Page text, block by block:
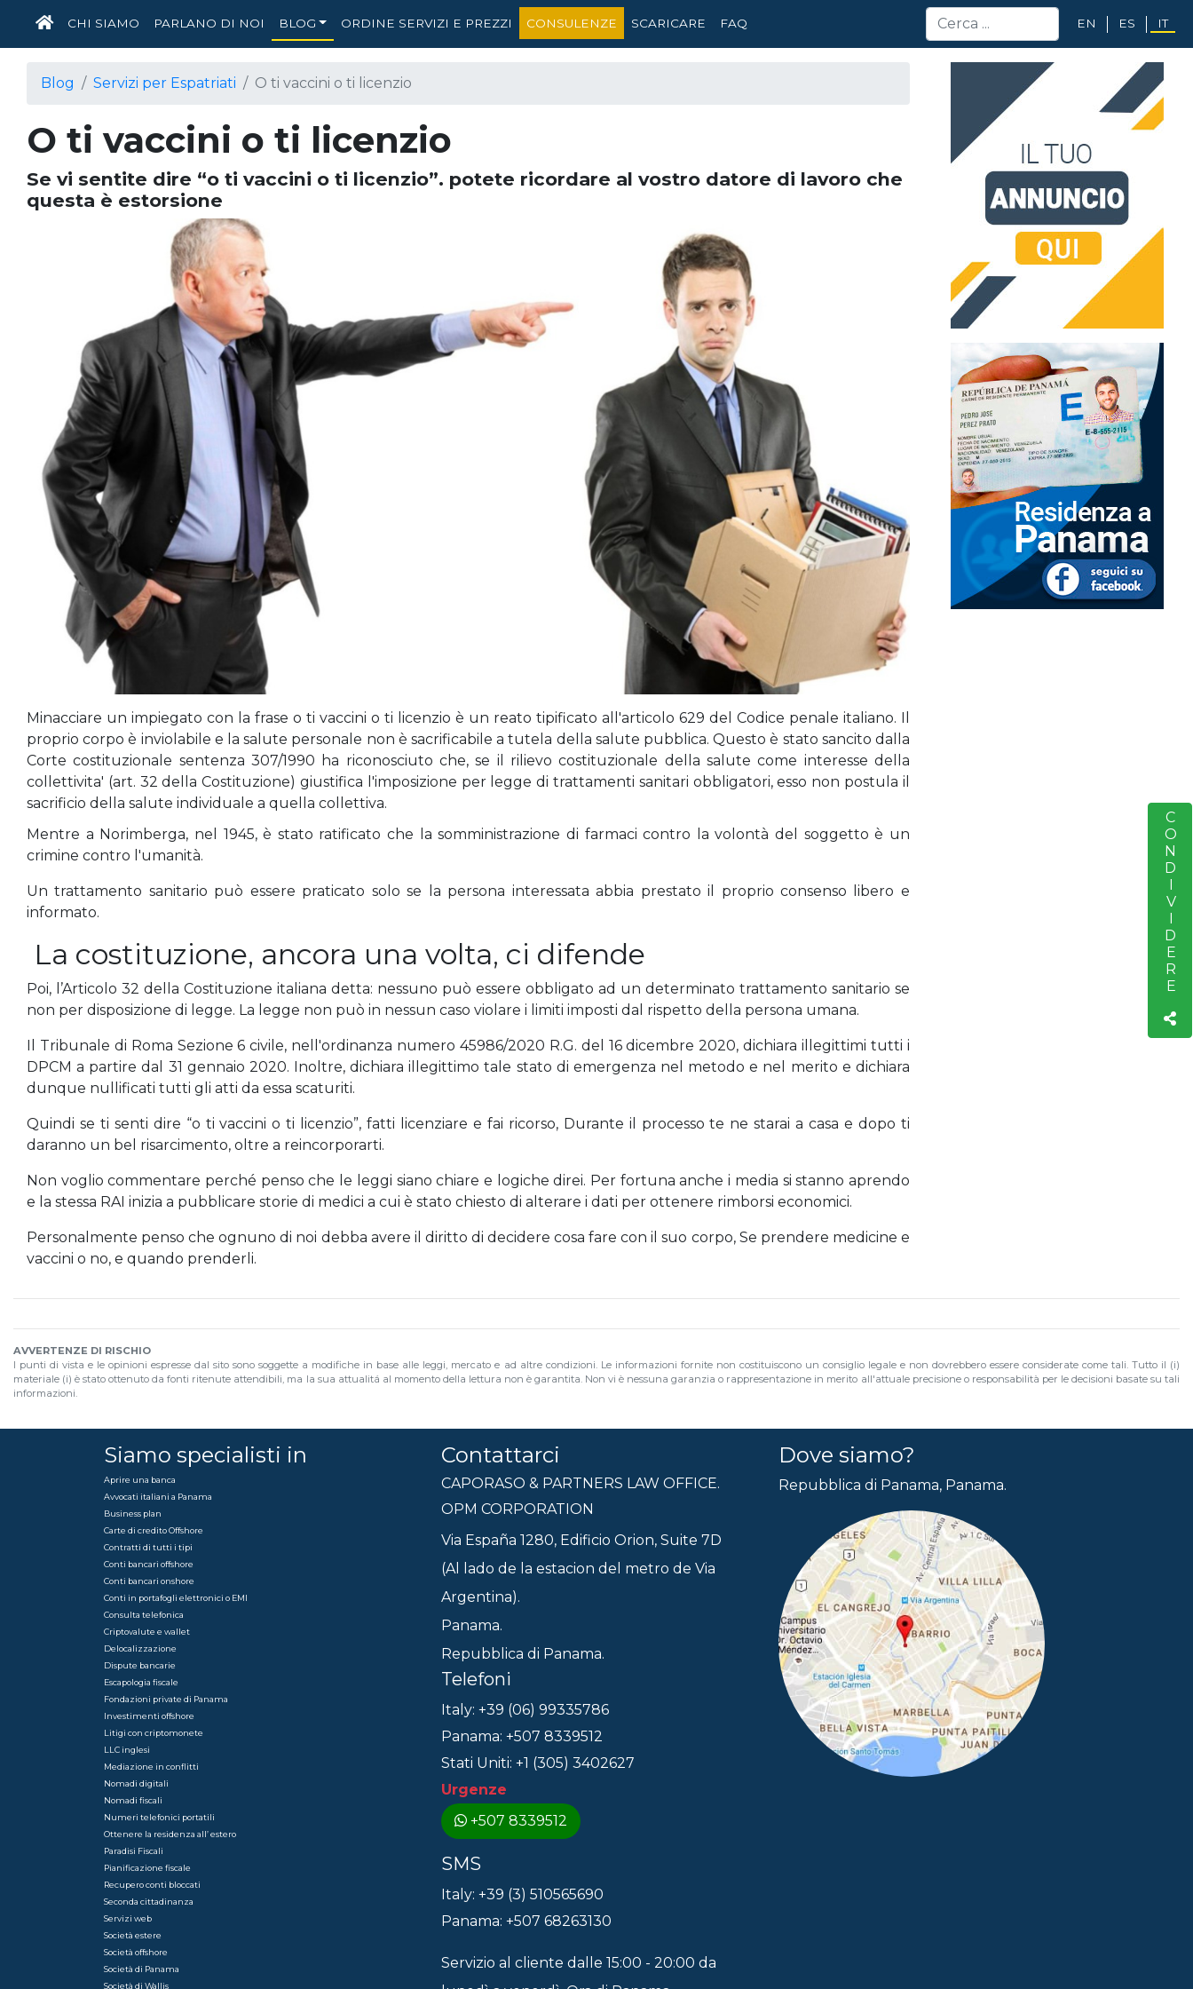
HOME
CHI SIAMO PARLANO DI NOI BLOG ORDINE SERVIZI E PREZZI CONSULENZE SCARICARE FAQ EN ES IT
Blog Servizi per Espatriati O ti vaccini o ti licenzio
O ti vaccini o ti licenzio
Se vi sentite dire “o ti vaccini o ti licenzio”. potete ricordare al vostro datore di lavoro che
questa è estorsione
Minacciare un impiegato con la frase o ti vaccini o ti licenzio è un reato tipificato all'articolo 629 del Codice penale italiano. Il
proprio corpo è inviolabile e la salute personale non è sacrificabile a tutela della salute pubblica. Questo è stato sancito dalla
Corte costituzionale sentenza 307/1990 ha riconosciuto che, se il rilievo costituzionale della salute come interesse della
collettivita' (art. 32 della Costituzione) giustifica l'imposizione per legge di trattamenti sanitari obbligatori, esso non postula il
sacrificio della salute individuale a quella collettiva.
Mentre a Norimberga, nel 1945, è stato ratificato che la somministrazione di farmaci contro la volontà del soggetto è un
crimine contro l'umanità.
Un trattamento sanitario può essere praticato solo se la persona interessata abbia prestato il proprio consenso libero e
informato.
La costituzione, ancora una volta, ci difende
Poi, l’Articolo 32 della Costituzione italiana detta: nessuno può essere obbligato ad un determinato trattamento sanitario se
non per disposizione di legge. La legge non può in nessun caso violare i limiti imposti dal rispetto della persona umana.
Il Tribunale di Roma Sezione 6 civile, nell'ordinanza numero 45986/2020 R.G. del 16 dicembre 2020, dichiara illegittimi tutti i
DPCM a partire dal 31 gennaio 2020. Inoltre, dichiara illegittimo tale stato di emergenza nel metodo e nel merito e dichiara
dunque nullificati tutti gli atti da essa scaturiti.
Quindi se ti senti dire “o ti vaccini o ti licenzio”, fatti licenziare e fai ricorso, Durante il processo te ne starai a casa e dopo ti
daranno un bel risarcimento, oltre a reincorporarti.
Non voglio commentare perché penso che le leggi siano chiare e logiche direi. Per fortuna anche i media si stanno aprendo
e la stessa RAI inizia a pubblicare storie di medici a cui è stato chiesto di alterare i dati per ottenere rimborsi economici.
Personalmente penso che ognuno di noi debba avere il diritto di decidere cosa fare con il suo corpo, Se prendere medicine e
vaccini o no, e quando prenderli.
AVVERTENZE DI RISCHIO
I punti di vista e le opinioni espresse dal sito sono soggette a modifiche in base alle leggi, mercato e ad altre condizioni. Le informazioni fornite non costituiscono un consiglio legale e non dovrebbero essere considerate come tali. Tutto il (i)
materiale (i) è stato ottenuto da fonti ritenute attendibili, ma la sua attualitá al momento della lettura non è garantita. Non vi è nessuna garanzia o rappresentazione in merito all'attuale precisione o responsabilità per le decisioni basate su tali
informazioni.
CONDIVIDERE
Siamo specialisti in
Aprire una banca
Avvocati italiani a Panama
Business plan
Carte di credito Offshore
Contratti di tutti i tipi
Conti bancari offshore
Conti bancari onshore
Conti in portafogli elettronici o EMI
Consulta telefonica
Criptovalute e wallet
Delocalizzazione
Dispute bancarie
Escapologia fiscale
Fondazioni private di Panama
Investimenti offshore
Litigi con criptomonete
LLC inglesi
Mediazione in conflitti
Nomadi digitali
Nomadi fiscali
Numeri telefonici portatili
Ottenere la residenza all’ estero
Paradisi Fiscali
Pianificazione fiscale
Recupero conti bloccati
Seconda cittadinanza
Servizi web
Società estere
Società offshore
Società di Panama
Società di Wallis
Contattarci
CAPORASO & PARTNERS LAW OFFICE.
OPM CORPORATION
Via España 1280, Edificio Orion, Suite 7D
(Al lado de la estacion del metro de Via
Argentina).
Panama.
Repubblica di Panama.
Telefoni
Italy: +39 (06) 99335786
Panama: +507 8339512
Stati Uniti: +1 (305) 3402627
Urgenze
+507 8339512
SMS
Italy: +39 (3) 510565690
Panama: +507 68263130
Servizio al cliente dalle 15:00 - 20:00 da
Dove siamo?
Repubblica di Panama, Panama.